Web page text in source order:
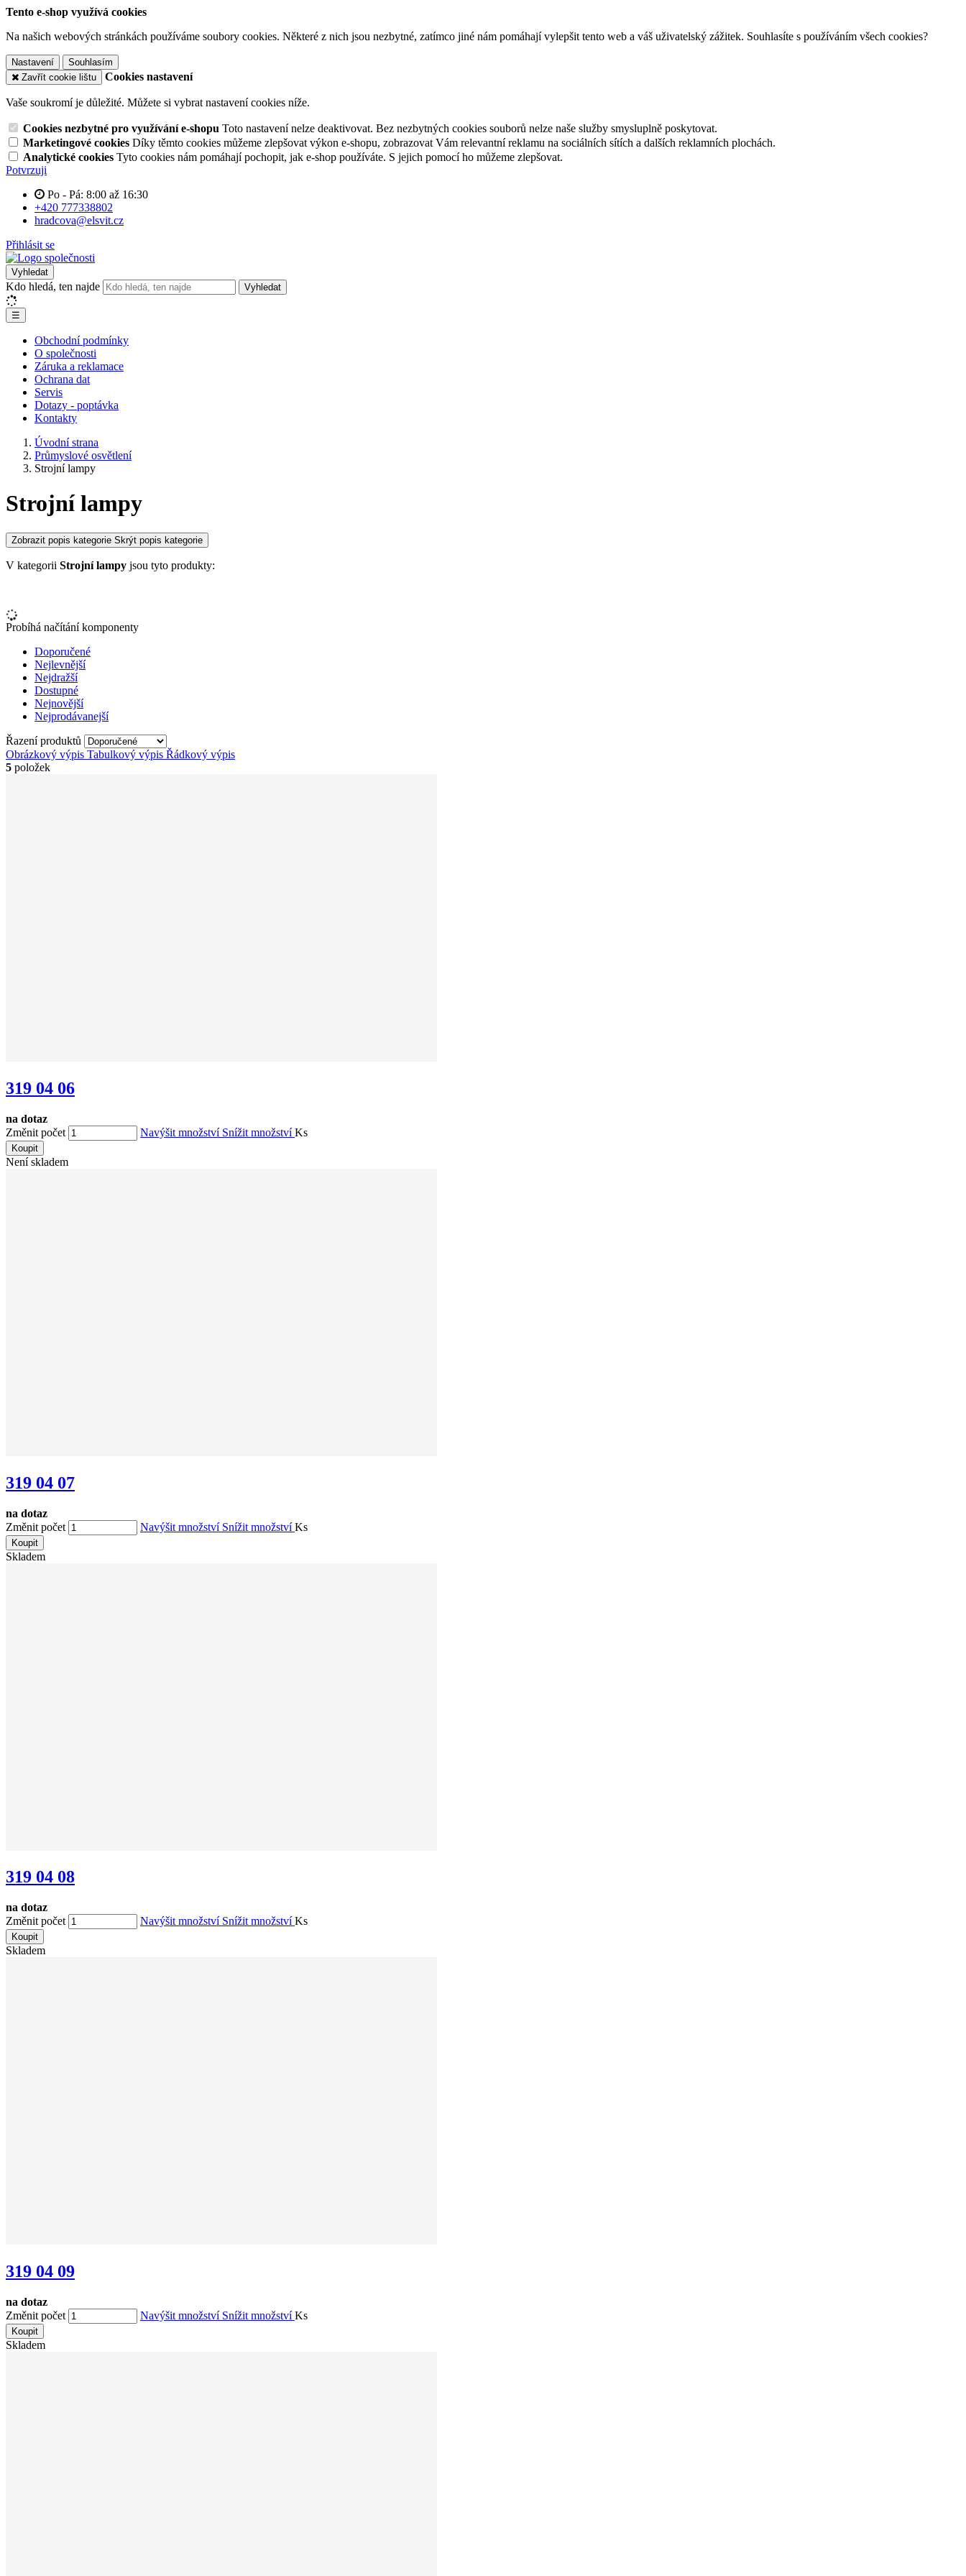
Tento e-shop využívá cookies
Na našich webových stránkách používáme soubory cookies. Některé z nich jsou nezbytné, zatímco jiné nám pomáhají vylepšit tento web a váš uživatelský zážitek. Souhlasíte s používáním všech cookies?
Nastavení
Souhlasím
Zavřít cookie lištu
Cookies nastavení
Vaše soukromí je důležité. Můžete si vybrat nastavení cookies níže.
Cookies nezbytné pro využívání e-shopu Toto nastavení nelze deaktivovat. Bez nezbytných cookies souborů nelze naše služby smysluplně poskytovat.
Marketingové cookies Díky těmto cookies můžeme zlepšovat výkon e-shopu, zobrazovat Vám relevantní reklamu na sociálních sítích a dalších reklamních plochách.
Analytické cookies Tyto cookies nám pomáhají pochopit, jak e-shop používáte. S jejich pomocí ho můžeme zlepšovat.
Potvrzuji
Po - Pá: 8:00 až 16:30
+420 777338802
hradcova@elsvit.cz
Přihlásit se
Vyhledat
Kdo hledá, ten najde Vyhledat
☰
Obchodní podmínky
O společnosti
Záruka a reklamace
Ochrana dat
Servis
Dotazy - poptávka
Kontakty
Úvodní strana
Průmyslové osvětlení
Strojní lampy
Strojní lampy
Zobrazit popis kategorie Skrýt popis kategorie
V kategorii Strojní lampy jsou tyto produkty:
Probíhá načítání komponenty
Doporučené
Nejlevnější
Nejdražší
Dostupné
Nejnovější
Nejprodávanejší
Řazení produktů
Obrázkový výpis Tabulkový výpis Řádkový výpis
5 položek
319 04 06
na dotaz
Změnit počet
Navýšit množství Snížit množstvíKs
Koupit
Není skladem
319 04 07
na dotaz
Změnit počet
Navýšit množství Snížit množstvíKs
Koupit
Skladem
319 04 08
na dotaz
Změnit počet
Navýšit množství Snížit množstvíKs
Koupit
Skladem
319 04 09
na dotaz
Změnit počet
Navýšit množství Snížit množstvíKs
Koupit
Skladem